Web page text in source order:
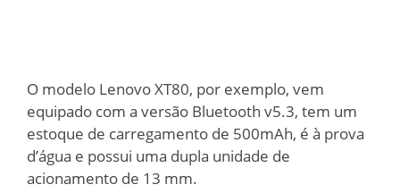
O modelo Lenovo XT80, por exemplo, vem
equipado com a versão Bluetooth v5.3, tem um
estoque de carregamento de 500mAh, é à prova
d’água e possui uma dupla unidade de
acionamento de 13 mm.